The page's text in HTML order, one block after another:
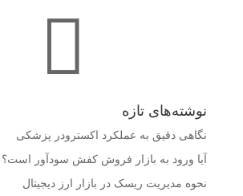

نوشته‌های تازه
نگاهی دقیق به عملکرد اکسترودر پزشکی
آیا ورود به بازار فروش کفش سودآور است؟
نحوه مدیریت ریسک در بازار ارز دیجیتال